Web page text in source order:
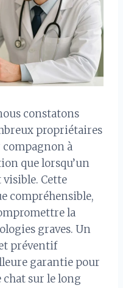
constatons
propriétaires
compagnon à
que lorsqu’un
visible. Cette
compréhensible,
la
graves. Un
préventif
garantie pour
chat sur le long